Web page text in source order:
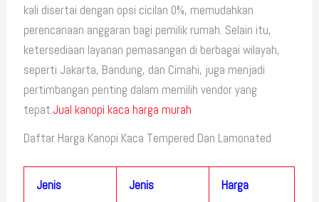
kali disertai dengan opsi cicilan 0%, memudahkan
perencanaan anggaran bagi pemilik rumah. Selain itu,
ketersediaan layanan pemasangan di berbagai wilayah,
seperti Jakarta, Bandung, dan Cimahi, juga menjadi
pertimbangan penting dalam memilih vendor yang
tepat.Jual kanopi kaca harga murah
Daftar Harga Kanopi Kaca Tempered Dan Lamonated
Jenis
Jenis
Harga